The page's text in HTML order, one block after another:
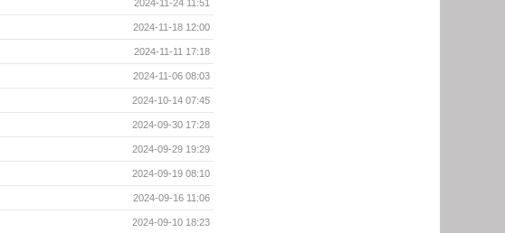
2024-11-24 11:51
2024-11-18 12:00
2024-11-11 17:18
2024-11-06 08:03
2024-10-14 07:45
2024-09-30 17:28
2024-09-29 19:29
2024-09-19 08:10
2024-09-16 11:06
2024-09-10 18:23